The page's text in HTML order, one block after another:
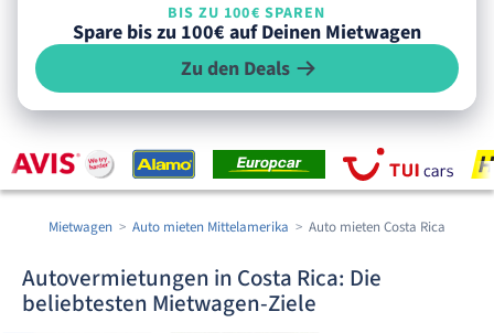
BIS ZU 100€ SPAREN
Spare bis zu 100€ auf Deinen Mietwagen
Zu den Deals
Mietwagen Auto mieten Mittelamerika Auto mieten Costa Rica
Autovermietungen in Costa Rica: Die
beliebtesten Mietwagen-Ziele